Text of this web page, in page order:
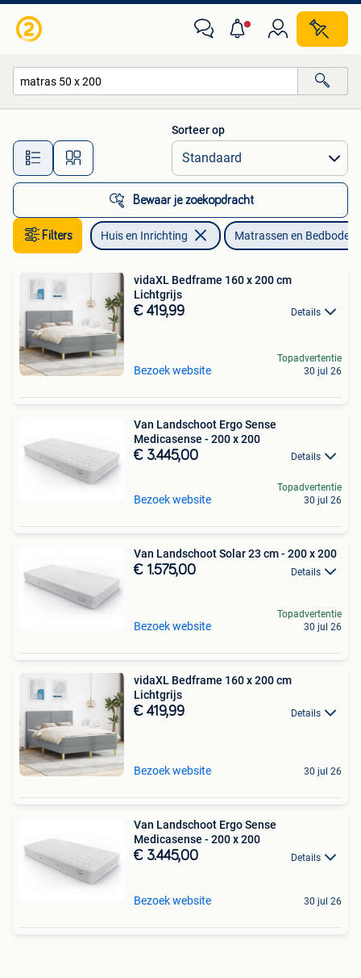
Alle afstanden…
Sorteer op
Bewaar je zoekopdracht
Filters Huis en Inrichting Matrassen en
vidaXL Bedframe 160 x 200 cm
Lichtgrijs
€ 419,99 Details
Bezoek website
Topadvertentie
30 jul 26
Van Landschoot Ergo Sense
Medicasense - 200 x 200
€ 3.445,00 Details
Bezoek website
Topadvertentie
30 jul 26
Van Landschoot Solar 23 cm - 200 x 200
€ 1.575,00 Details
Bezoek website
Topadvertentie
30 jul 26
vidaXL Bedframe 160 x 200 cm
Lichtgrijs
€ 419,99 Details
Bezoek website 30 jul 26
Van Landschoot Ergo Sense
Medicasense - 200 x 200
€ 3.445,00 Details
Bezoek website 30 jul 26